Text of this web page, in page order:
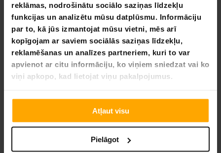
reklāmas, nodrošinātu sociālo saziņas līdzekļu
funkcijas un analizētu mūsu datplūsmu. Informāciju
par to, kā jūs izmantojat mūsu vietni, mēs arī
kopīgojam ar saviem sociālās saziņas līdzekļu,
reklamēšanas un analīzes partneriem, kuri to var
apvienot ar citu informāciju, ko viņiem sniedzat vai ko
viņi apkopo, kad lietojat viņu pakalpojumus.
Atļaut visu
Pielāgot
49,90 €
Lapa 1 no 1
muskuļu uzturēšanai. Putu rullīši ir piemēroti gan joga,
pilates, fizioterapija, rehabilitācija, gan ikdienas